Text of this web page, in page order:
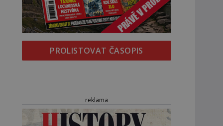
PROLISTOVAT ČASOPIS
reklama